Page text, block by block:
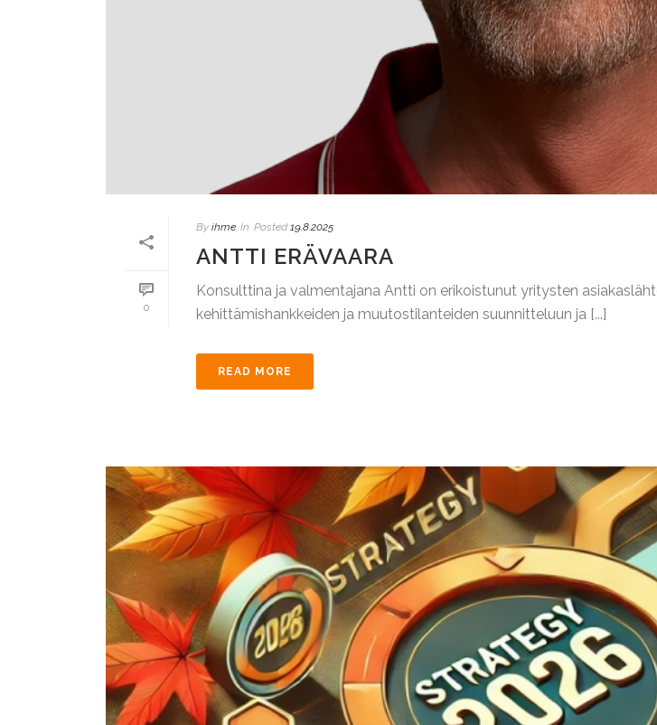
0
By ihme In Posted 19.8.2025
ANTTI ERÄVAARA
Konsulttina ja valmentajana Antti on erikoistunut yritysten
kehittämishankkeiden ja muutostilanteiden suunnitteluun ja [...]
READ MORE